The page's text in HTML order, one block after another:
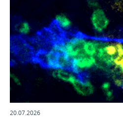
20.07.2026